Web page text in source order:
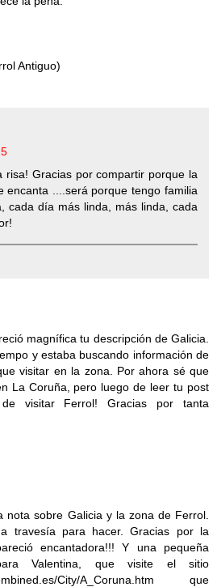
Antiguo)
risa! Gracias por compartir porque la
encanta ....será porque tengo familia
cada día más linda, más linda, cada
magnífica tu descripción de Galicia.
y estaba buscando información de
visitar en la zona. Por ahora sé que
La Coruña, pero luego de leer tu post
visitar Ferrol! Gracias por tanta
nota sobre Galicia y la zona de Ferrol.
travesía para hacer. Gracias por la
encantadora!!! Y una pequeña
para Valentina, que visite el sitio
City/A_Coruna.htm que